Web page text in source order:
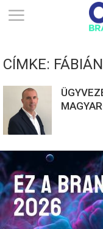
ONBRANDS
ÉRTÉK
ALAPON
CÍMKE: